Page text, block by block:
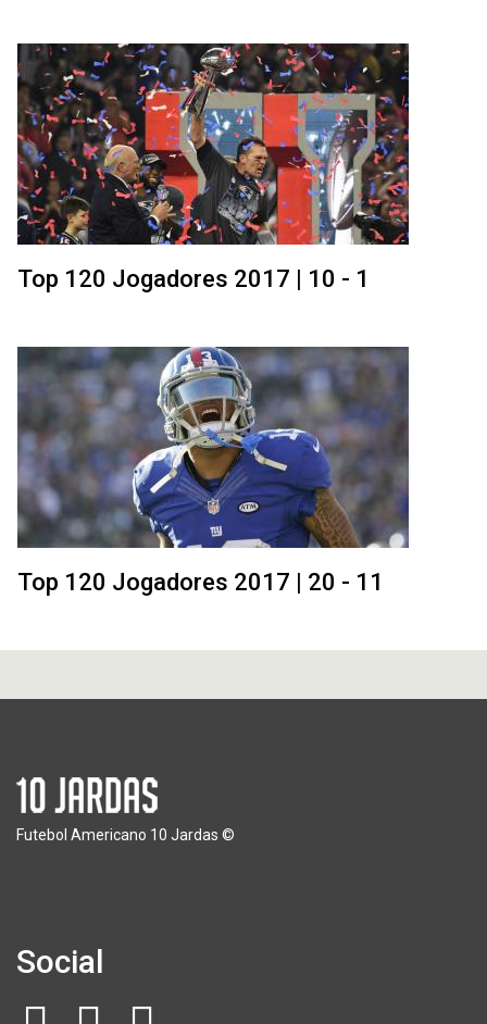
Top 120 Jogadores 2017 | 10 - 1
Top 120 Jogadores 2017 | 20 - 11
Futebol Americano 10 Jardas ©
Social